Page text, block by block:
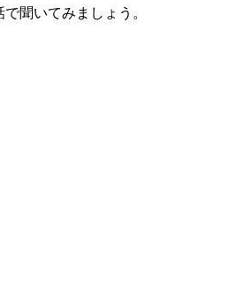
聞いてみましょう。